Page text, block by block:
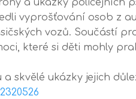
a ukázky policejních
vyprošťování osob z
vozů. Součástí
které si děti mohly
a skvělé ukázky jejich